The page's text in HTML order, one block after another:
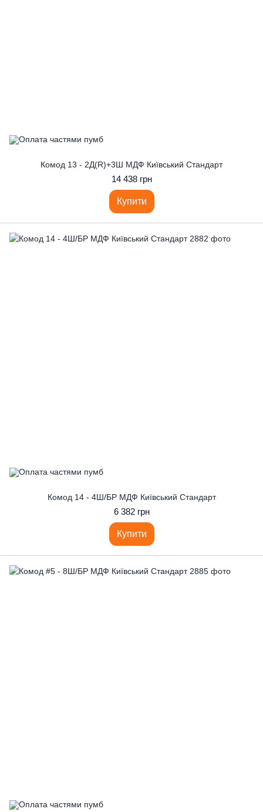
Комод 13 - 2Д(R)+3Ш МДФ Київський Стандарт
14 438 грн
Купити
Комод 14 - 4Ш/БР МДФ Київський Стандарт
6 382 грн
Купити